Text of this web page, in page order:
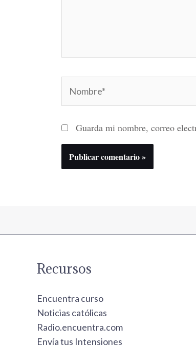
Guarda mi nombre, correo
Recursos
Encuentra curso
Noticias católicas
Radio.encuentra.com
Envía tus Intensiones